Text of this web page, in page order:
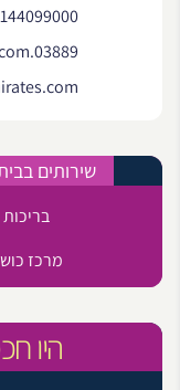
03889.info@sheraton.com
שירותים
בריכות
מרכז
היו